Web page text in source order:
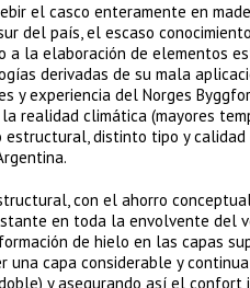
el casco enteramente en
del país, el escaso
a la elaboración de elementos
derivadas de su mala
y experiencia del Norges
realidad climática (mayores
distinto tipo y calidad
con el ahorro
en toda la envolvente del
de hielo en las capas
capa considerable y
y asegurando así el confort